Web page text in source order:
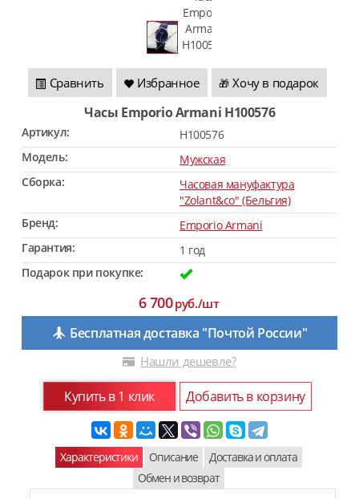
Сравнить Избранное 🎁 Хочу в подарок
Часы Emporio Armani H100576
Артикул:
H100576
Модель:
Мужская
Сборка:
Часовая мануфактура
"Zolant&co" (Бельгия)
Бренд:
Emporio Armani
Гарантия:
1 год
Подарок при покупке:
6 700руб./шт
Бесплатная доставка "Почтой России"
Нашли дешевле?
Купить в 1 клик Добавить в корзину
Характеристики Описание
Доставка и оплата
Обмен и возврат